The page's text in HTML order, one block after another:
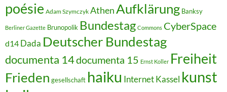
poésie Adam Szymczyk AthenAufklärung Banksy
Berliner Gazette Brunopolik Bundestag Commons CyberSpace
d14 Dada Deutscher Bundestag
documenta 14documenta 15 Ernst Koller Freiheit
Frieden gesellschaft haiku InternetKassel kunst